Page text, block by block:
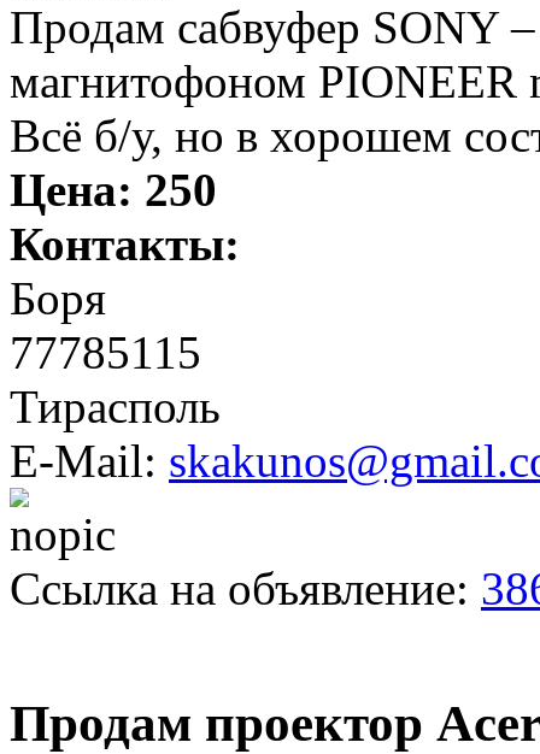
Продам сабвуфер SONY
магнитофоном PIONEER
Всё б/у, но в хорошем
Цена: 250
Контакты:
Боря
77785115
Тирасполь
E-Mail:
Ссылка на объявление:
Продам проектор